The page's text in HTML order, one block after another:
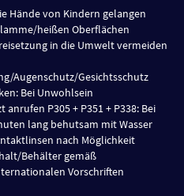
Hände von Kindern gelangen
heißen Oberflächen
in die Umwelt vermeiden
Augenschutz/Gesichtsschutz
Bei Unwohlsein
P305 + P351 + P338: Bei
lang behutsam mit Wasser
nach Möglichkeit
Behälter gemäß
Vorschriften